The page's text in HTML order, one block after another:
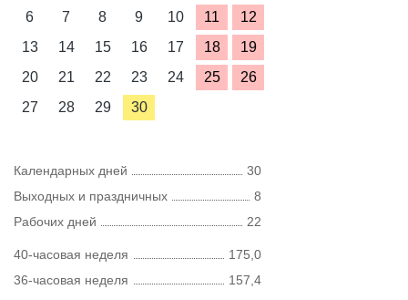
6
7 8 9 10 11
12
13
14 15 16 17 18
19
20
21 22 23 24 25
26
27
28 29 30
Календарных дней
30
Выходных и праздничных
8
Рабочих дней
22
40-часовая неделя
175,0
36-часовая неделя
157,4